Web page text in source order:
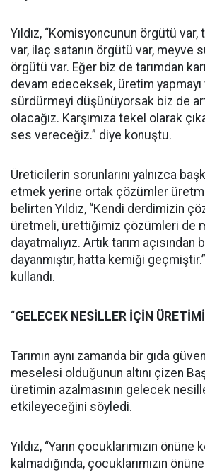
Yıldız, “Komisyoncunun örgütü
var, ilaç satanın örgütü var, meyve
örgütü var. Eğer biz de tarımdan
devam edeceksek, üretim yapmayı
sürdürmeyi düşünüyorsak biz de
olacağız. Karşımıza tekel olarak
ses vereceğiz.” diye konuştu.
Üreticilerin sorunlarını yalnızca
etmek yerine ortak çözümler
belirten Yıldız, “Kendi derdimizin
üretmeli, ürettiğimiz çözümleri de
dayatmalıyız. Artık tarım açısından
dayanmıştır, hatta kemiği
kullandı.
“GELECEK NESİLLER İÇİN
Tarımın aynı zamanda bir gıda
meselesi olduğunun altını çizen
üretimin azalmasının gelecek
etkileyeceğini söyledi.
Yıldız, “Yarın çocuklarımızın
kalmadığında, çocuklarımızın